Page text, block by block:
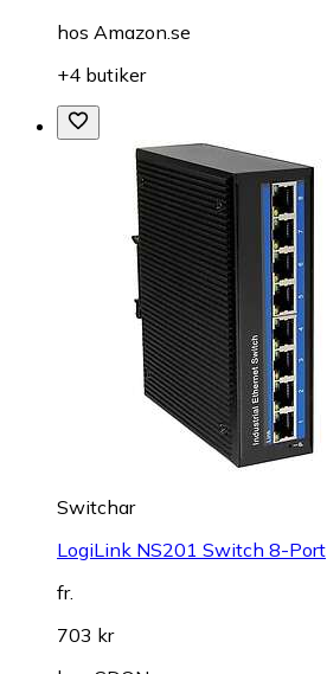
hos Amazon.se
+4 butiker
Switchar
LogiLink NS201 Switch 8-Port
fr.
703 kr